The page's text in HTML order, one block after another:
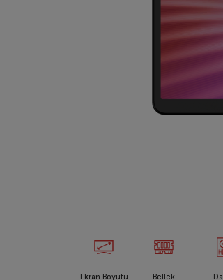
Ekran Boyutu Bellek